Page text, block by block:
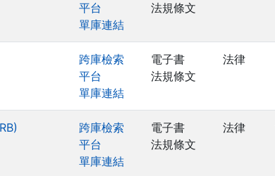
平台
單庫連結
法規條文
跨庫檢索
平台
單庫連結
電子書
法規條文
法律
跨庫檢索
平台
單庫連結
電子書
法規條文
法律